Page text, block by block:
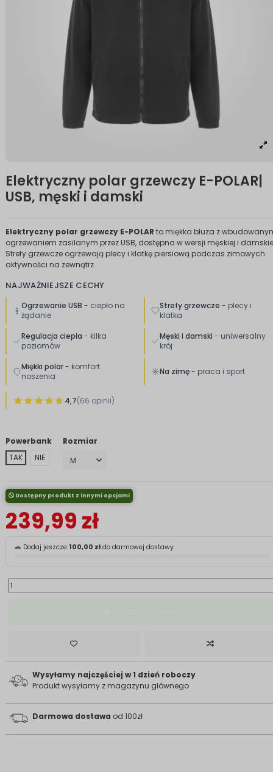
Elektryczny polar grzewczy E-POLAR|
USB, męski i damski
Elektryczny polar grzewczy E-POLAR to miękka bluza z
ogrzewaniem zasilanym przez USB, dostępna w wersji męskiej i
Strefy grzewcze ogrzewają plecy i klatkę piersiową podczas zimowych
aktywności na zewnątrz.
NAJWAŻNIEJSZE CECHY
Ogrzewanie USB - ciepło na
żądanie
Strefy grzewcze - plecy i
klatka
Regulacja ciepła - kilka
poziomów
Męski i damski - uniwersalny
krój
Miękki polar- komfort
noszenia
Na zimę- praca i sport
4,7(66 opinii)
Powerbank
TAK
NIE
Rozmiar
Dostępny produkt z innymi opcjami
239,99 zł
🚗 Dodaj jeszcze 100,00 złdo darmowej dostawy
Wysyłamy najczęściej w 1 dzień roboczy
Produkt wysyłamy z magazynu głównego
Darmowa dostawa od 100zł